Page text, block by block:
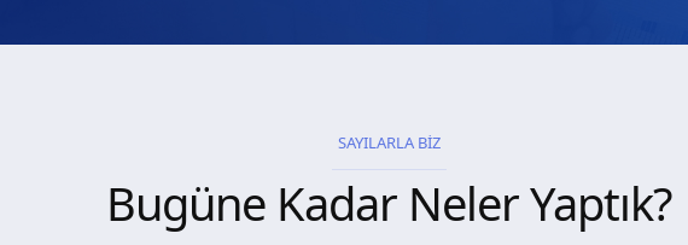
SAYILARLA BİZ
Bugüne Kadar Neler Yaptık?